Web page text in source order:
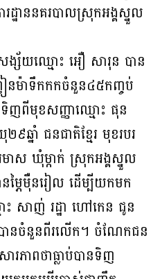
ឋាននគរបាលស្រុកអង្គស្នួល
ង្ស័យឈ្មោះ អឿ សារុន បាន
ៀនម៉ាទឹកកកចំនួន៤៥កញ្ចប់
ទិញពីមុខសញ្ញាឈ្មោះ ផុន
នាំ ជនជាតិខ្មែរ មុខរបរ
ាស ឃុំម្កាក់ ស្រុកអង្គស្នួល
ម្ភៃម៉ឺនរៀល ដេីម្បីយកមក
ះ សាញ់ រដ្ឋា ហៅកេន ជូន
នចំនួនពីរលេីក។ ចំណែកជន
រភាពថាធ្លាប់បានទិញ